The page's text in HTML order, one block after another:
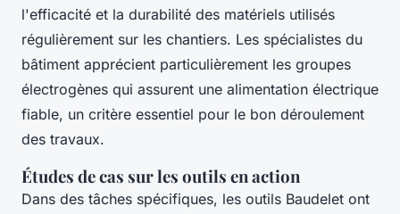
l'efficacité et la durabilité des matériels utilisés
régulièrement sur les chantiers. Les spécialistes du
bâtiment apprécient particulièrement les groupes
électrogènes qui assurent une alimentation électrique
fiable, un critère essentiel pour le bon déroulement
des travaux.
Études de cas sur les outils en action
Dans des tâches spécifiques, les outils Baudelet ont